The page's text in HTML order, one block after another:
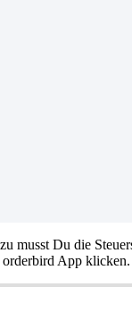
musst Du die
orderbird App klicken.